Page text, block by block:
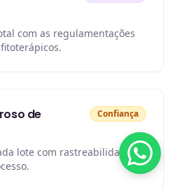
com as regulamentações
de
Confiança
lote com rastreabilidade